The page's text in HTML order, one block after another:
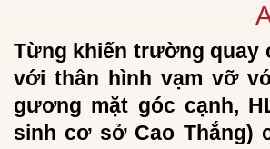
Từng khiến trường quay
với thân hình vạm vỡ
gương mặt góc cạnh,
sinh cơ sở Cao Thắng)